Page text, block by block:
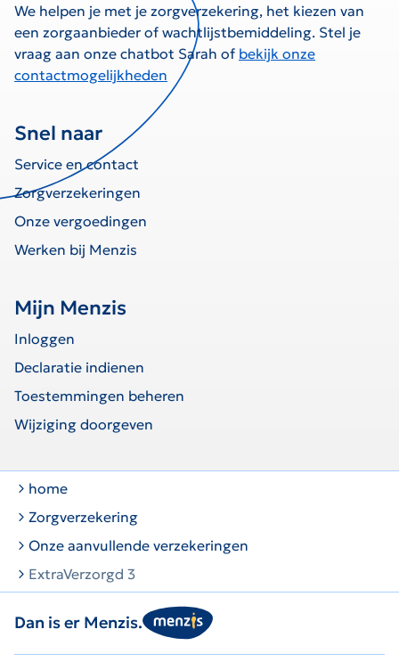
We helpen je met je zorgverzekering, het kiezen van
een zorgaanbieder of wachtlijstbemiddeling. Stel je
vraag aan onze chatbot Sarah of bekijk onze
contactmogelijkheden
Snel naar
Service en contact
Zorgverzekeringen
Onze vergoedingen
Werken bij Menzis
Mijn Menzis
Inloggen
Declaratie indienen
Toestemmingen beheren
Wijziging doorgeven
home
Zorgverzekering
Onze aanvullende verzekeringen
ExtraVerzorgd 3
Dan is er Menzis.